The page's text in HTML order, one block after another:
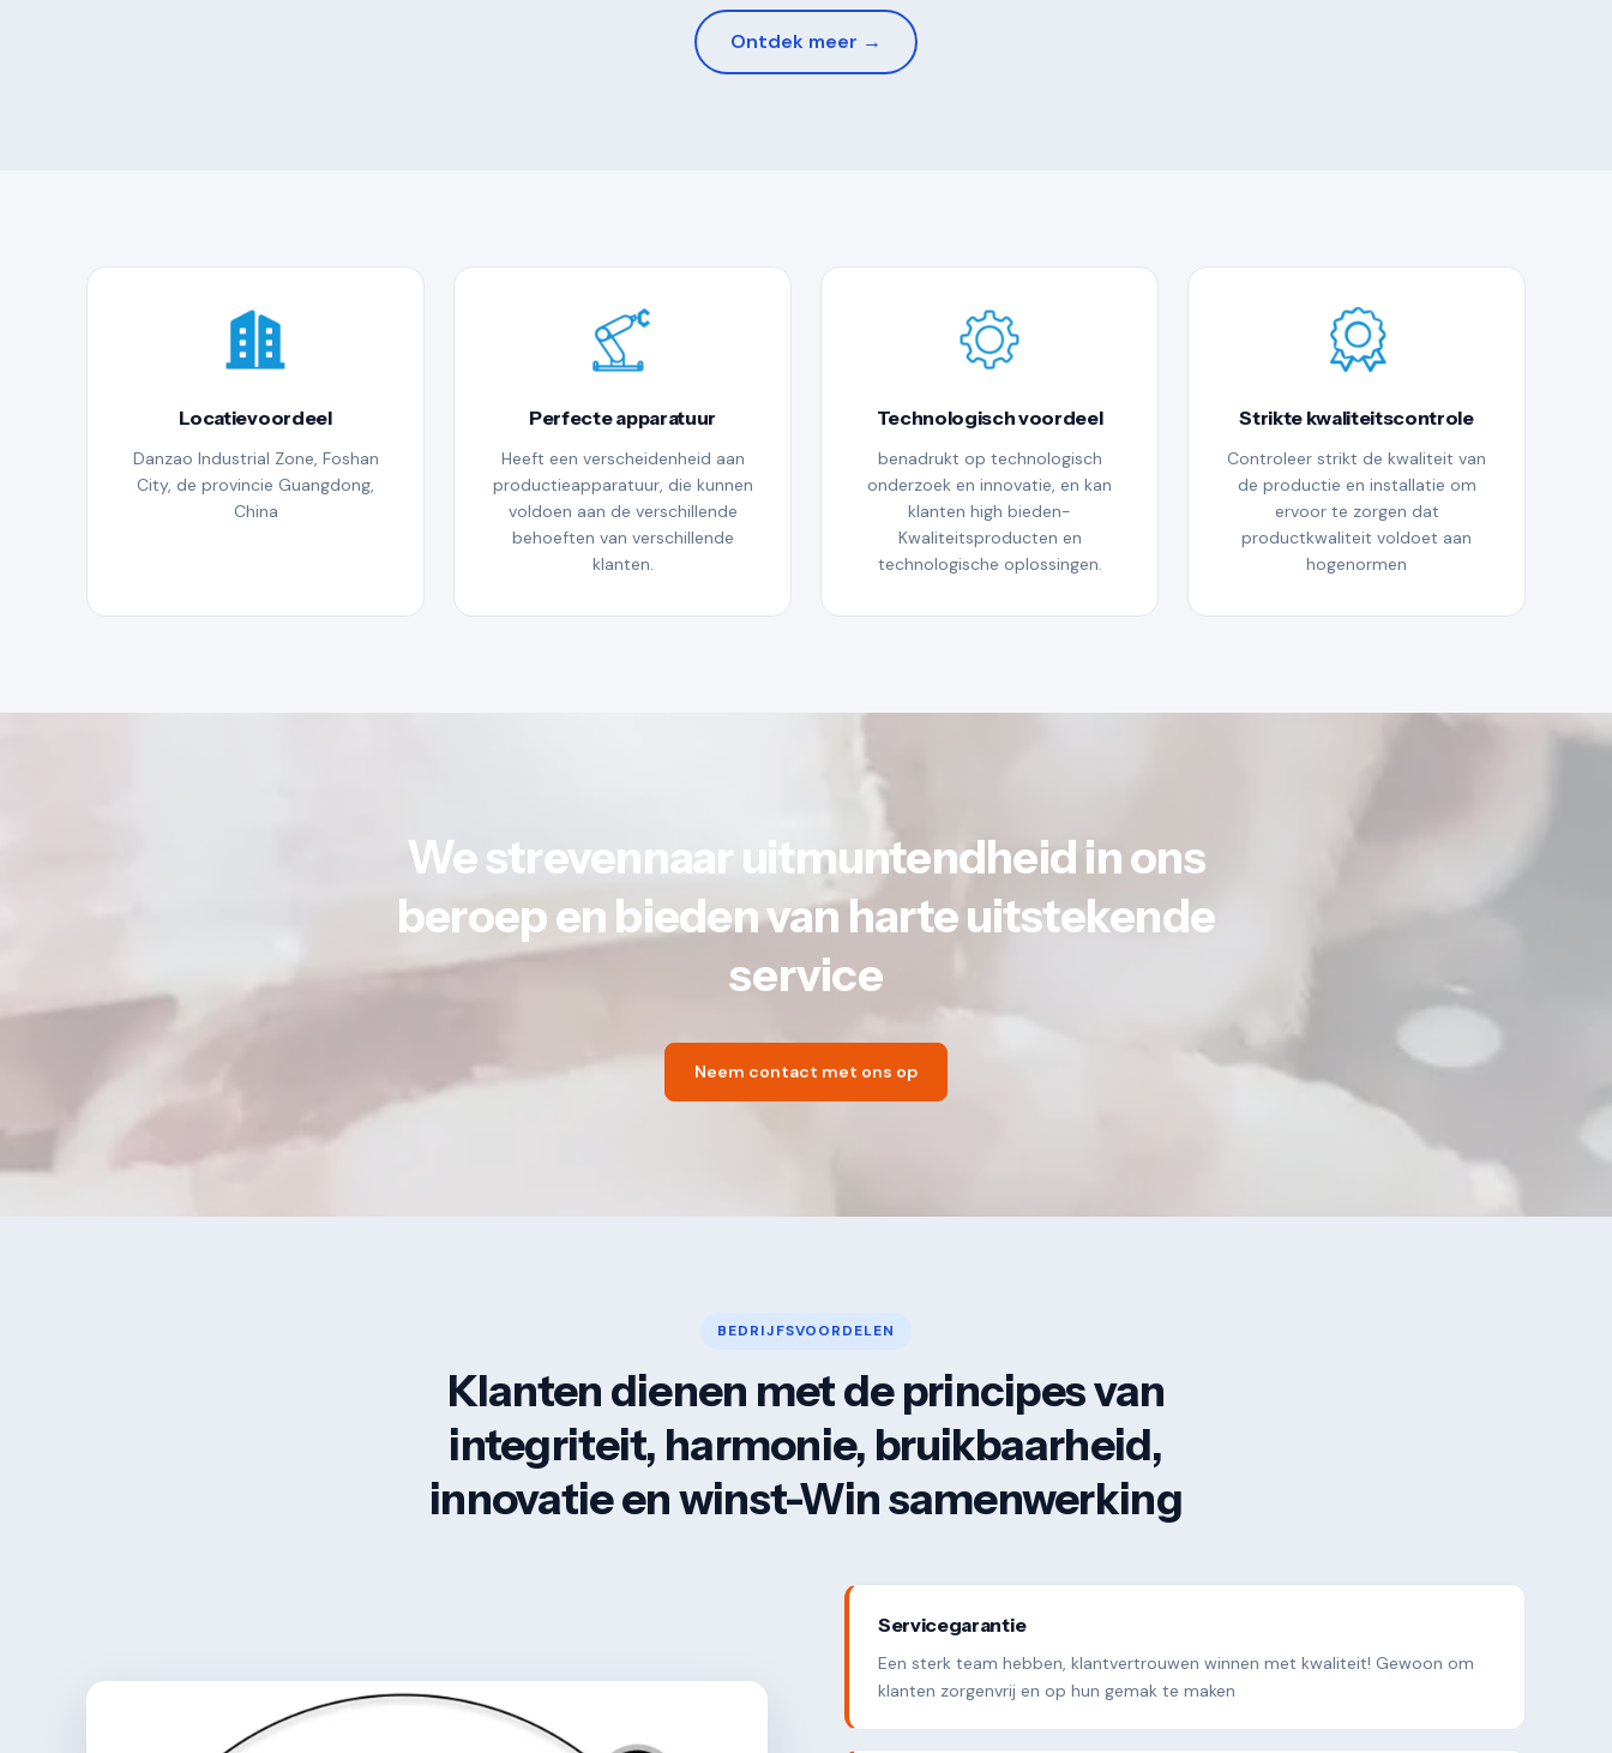
Ontdek meer →
Locatievoordeel
Danzao Industrial Zone, Foshan
City, de provincie Guangdong,
China
Perfecte apparatuur
Heeft een verscheidenheid aan
productieapparatuur, die kunnen
voldoen aan de verschillende
behoeften van verschillende
klanten.
Technologisch voordeel
benadrukt op technologisch
onderzoek en innovatie, en kan
klanten high bieden-
Kwaliteitsproducten en
technologische oplossingen.
Strikte kwaliteitscontrole
Controleer strikt de kwaliteit van
de productie en installatie om
ervoor te zorgen dat
productkwaliteit voldoet aan
hogenormen
We strevennaar uitmuntendheid in ons
beroep en bieden van harte uitstekende
service
Neem contact met ons op
BEDRIJFSVOORDELEN
Klanten dienen met de principes van
integriteit, harmonie, bruikbaarheid,
innovatie en winst-Win samenwerking
Servicegarantie
Een sterk team hebben, klantvertrouwen winnen met kwaliteit! Gewoon om
klanten zorgenvrij en op hun gemak te maken